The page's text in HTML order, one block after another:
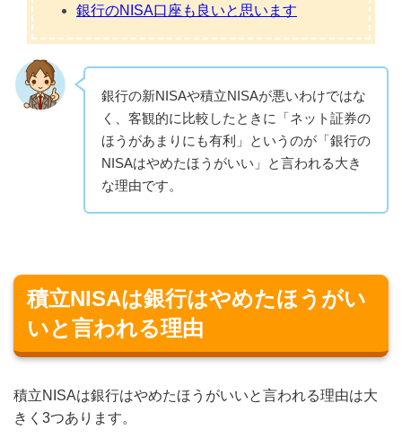
銀行のNISA口座も良いと思います
銀行の新NISAや積立NISAが悪いわけではな
く、客観的に比較したときに「ネット証券の
ほうがあまりにも有利」というのが「銀行の
NISAはやめたほうがいい」と言われる大き
な理由です。
積立NISAは銀行はやめたほうがい
いと言われる理由
積立NISAは銀行はやめたほうがいいと言われる理由は大
きく3つあります。